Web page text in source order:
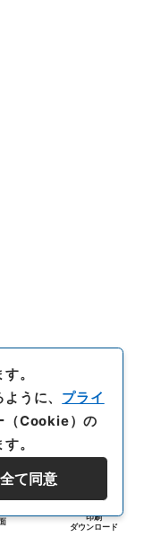
印刷
ダウンロード
。
うに、 プライ
（Cookie）の
。
全て同意